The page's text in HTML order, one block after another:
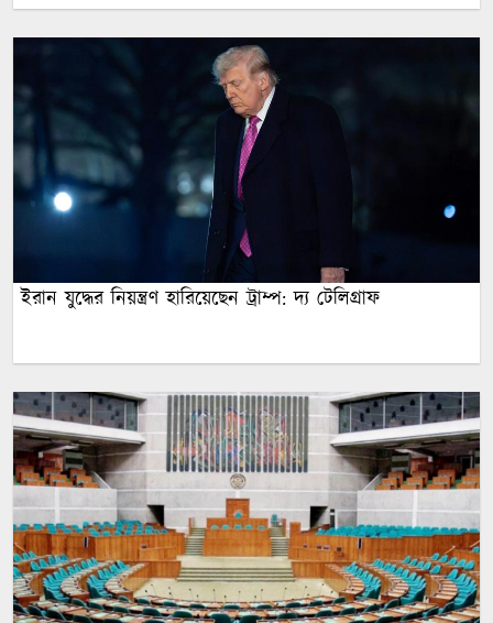
ইরান যুদ্ধের নিয়ন্ত্রণ হারিয়েছেন ট্রাম্প: দ্য টেলিগ্রাফ